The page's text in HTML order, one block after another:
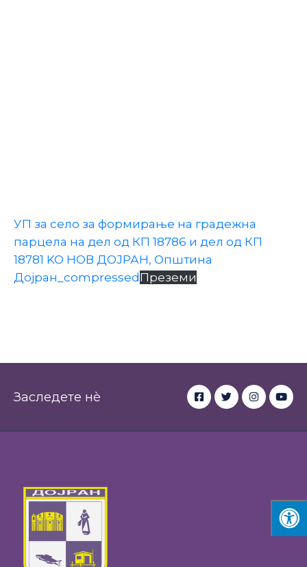
УП за село за формирање на градежна
парцела на дел од КП 18786 и дел од КП
18781 KO НОВ ДОЈРАН, Oпштина
Дојран_compressed Преземи
Заследете нè